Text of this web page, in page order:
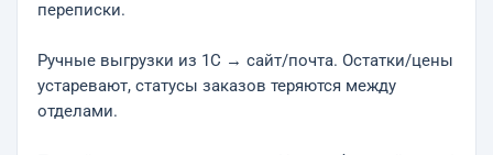
переписки.
Ручные выгрузки из 1С → сайт/почта. Остатки/цены
устаревают, статусы заказов теряются между
отделами.